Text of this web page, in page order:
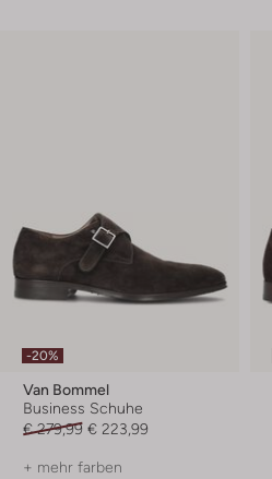
-20%
Van Bommel
Business Schuhe
€ 279,99 € 223,99
+ mehr farben